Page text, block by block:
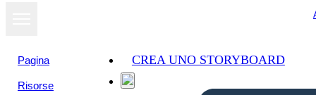
Pagina
Risorse
CREA UNO STORYBOARD